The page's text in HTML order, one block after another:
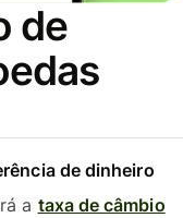
de
de dinheiro
a taxa de câmbio